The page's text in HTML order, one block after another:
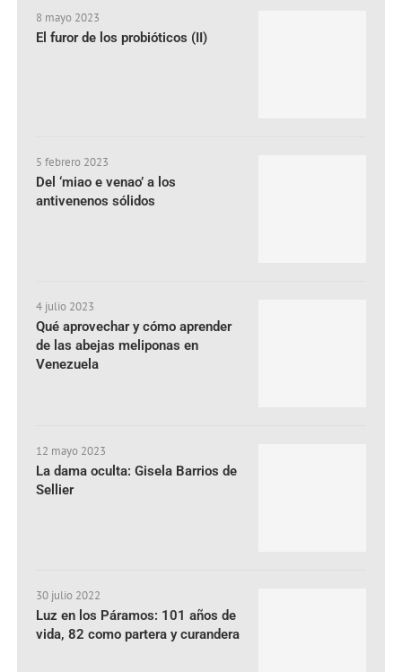
8 mayo 2023
El furor de los probióticos (II)
5 febrero 2023
Del ‘miao e venao’ a los
antivenenos sólidos
4 julio 2023
Qué aprovechar y cómo aprender
de las abejas meliponas en
Venezuela
12 mayo 2023
La dama oculta: Gisela Barrios de
Sellier
30 julio 2022
Luz en los Páramos: 101 años de
vida, 82 como partera y curandera